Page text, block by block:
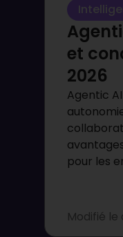
et
2026
Agentic
pour les
Modifié le